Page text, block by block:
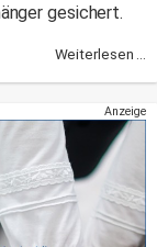
gesichert.
Weiterlesen ...
Anzeige